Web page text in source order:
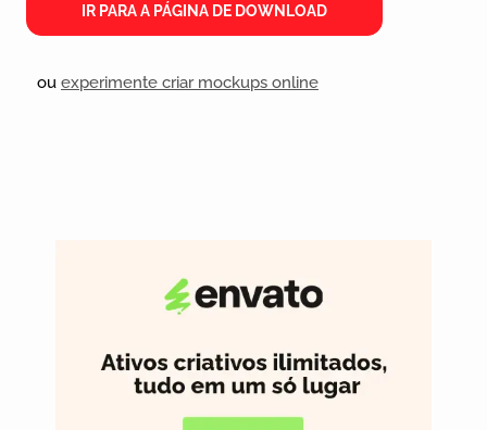
IR PARA A PÁGINA DE DOWNLOAD
ou experimente criar mockups online